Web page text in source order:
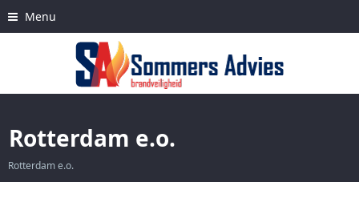
to
Menu
Rotterdam e.o.
Rotterdam e.o.